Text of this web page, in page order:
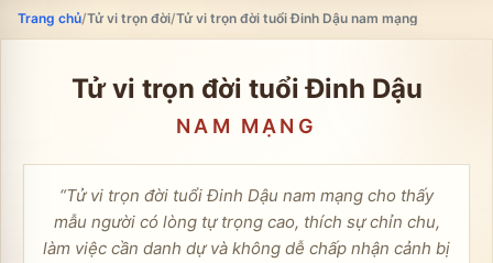
Trang chủ/Tử vi trọn đời/Tử vi trọn đời tuổi Đinh Dậu nam mạng
Tử vi trọn đời tuổiĐinh Dậu
NAM MẠNG
“Tử vi trọn đời tuổi Đinh Dậu nam mạng cho thấy
mẫu người có lòng tự trọng cao, thích sự chỉn chu,
làm việc cần danh dự và không dễ chấp nhận cảnh bị